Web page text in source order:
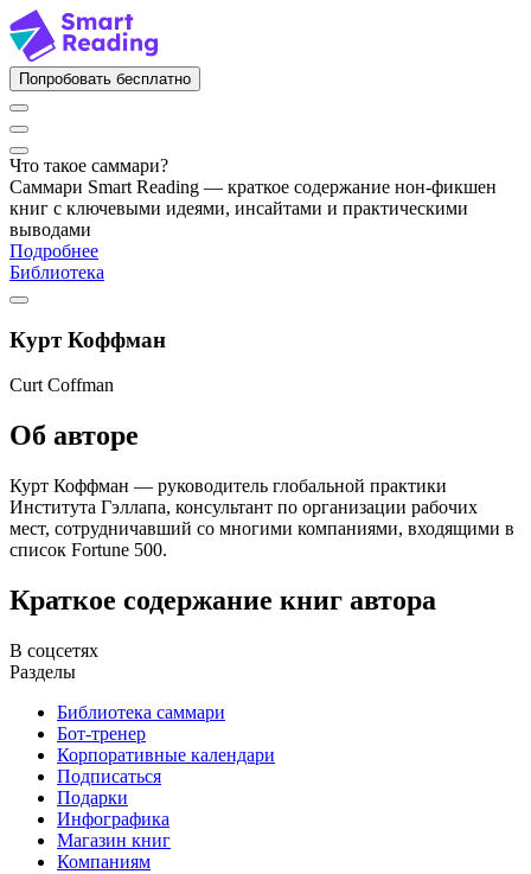
Попробовать бесплатно
Что такое саммари?
Саммари Smart Reading — краткое содержание нон-фикшен
книг с ключевыми идеями, инсайтами и практическими
выводами
Подробнее
Библиотека
Курт Коффман
Curt Coffman
Об авторе
Курт Коффман — руководитель глобальной практики
Института Гэллапа, консультант по организации рабочих
мест, сотрудничавший со многими компаниями, входящими в
список Fortune 500.
Краткое содержание книг автора
В соцсетях
Разделы
Библиотека саммари
Бот-тренер
Корпоративные календари
Подписаться
Подарки
Инфографика
Магазин книг
Компаниям